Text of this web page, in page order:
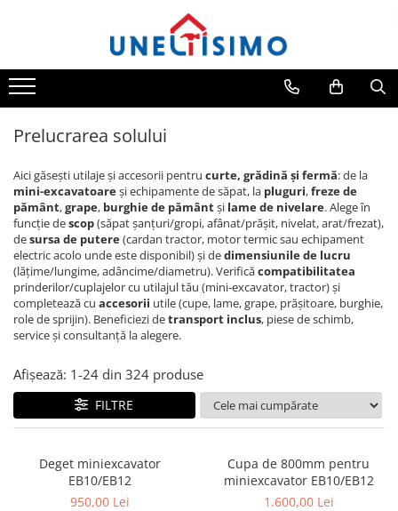
Toate Produsele
Tocatoare crengi si resturi vegetale
Prelucrare biomasa
Accesorii despicatoare
Balotiere
Despicatoare cu motor termic
Despicatoare electrice
Despicatoare hidraulice
Despicatoare priza tractor PTO
Infoliatoare
Linii taiere si despicare
Mori de cereale
Polizoare de cioturi pomi
Prelucrarea solului
Aici găsești utilaje și accesorii pentru curte, grădină și fermă: de la
mini-excavatoareși echipamente de săpat, la pluguri,freze de
pământ,grape, burghie de pământși lame de nivelare. Alege în
funcție descop(săpat șanțuri/gropi, afânat/prășit, nivelat, arat/frezat),
desursa de putere(cardan tractor, motor termic sau echipament
electric acolo unde este disponibil) și dedimensiunile de lucru
(lățime/lungime, adâncime/diametru). Verificăcompatibilitatea
prinderilor/cuplajelor cu utilajul tău (mini-excavator, tractor) și
completează cu accesorii utile (cupe, lame, grape, prășitoare, burghie,
role de sprijin). Beneficiezi detransport inclus, piese de schimb,
service și consultanță la alegere.
Afișează: 1-24 din 324 produse
FILTRE
Deget miniexcavator
EB10/EB12
950,00 Lei
Cupa de 800mm pentru
miniexcavator EB10/EB12
1.600,00 Lei